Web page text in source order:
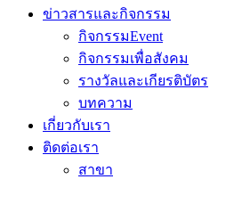
ข่าวสารและกิจกรรม
กิจกรรมEvent
กิจกรรมเพื่อสังคม
รางวัลและเกียรติบัตร
บทความ
เกี่ยวกับเรา
ติดต่อเรา
สาขา